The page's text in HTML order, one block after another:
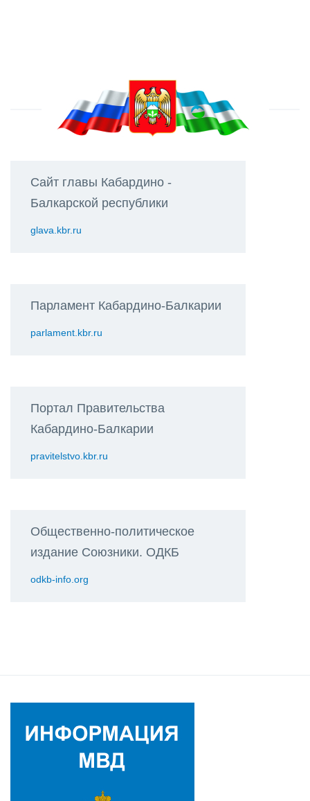
Сайт главы Кабардино -
Балкарской республики
glava.kbr.ru
Парламент Кабардино-Балкарии
parlament.kbr.ru
Портал Правительства
Кабардино-Балкарии
pravitelstvo.kbr.ru
Общественно-политическое
издание Союзники. ОДКБ
odkb-info.org